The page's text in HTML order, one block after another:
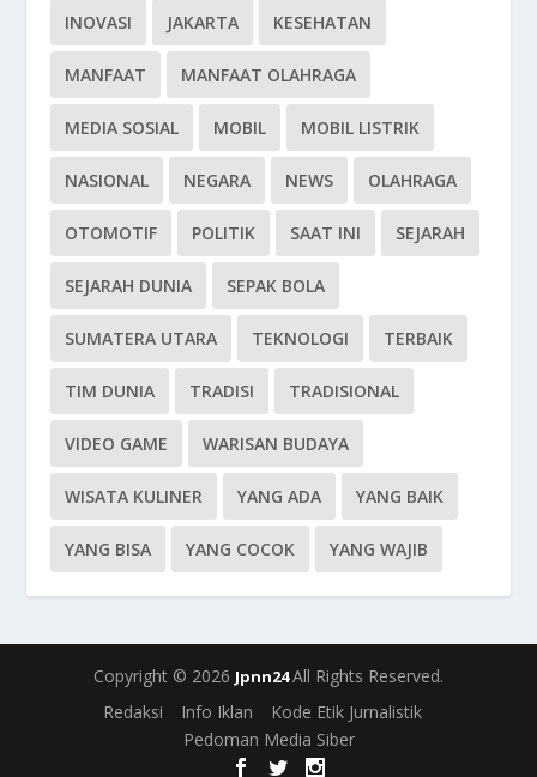
INOVASI JAKARTA KESEHATAN
MANFAAT MANFAAT OLAHRAGA
MEDIA SOSIAL MOBIL MOBIL LISTRIK
NASIONAL NEGARA NEWS OLAHRAGA
OTOMOTIF POLITIK SAAT INI SEJARAH
SEJARAH DUNIA SEPAK BOLA
SUMATERA UTARA TEKNOLOGI TERBAIK
TIM DUNIA TRADISI TRADISIONAL
VIDEO GAME WARISAN BUDAYA
WISATA KULINER YANG ADA YANG BAIK
YANG BISA YANG COCOK YANG WAJIB
Copyright © 2026 Jpnn24All Rights Reserved.
Redaksi
Info Iklan
Kode Etik Jurnalistik
Pedoman Media Siber